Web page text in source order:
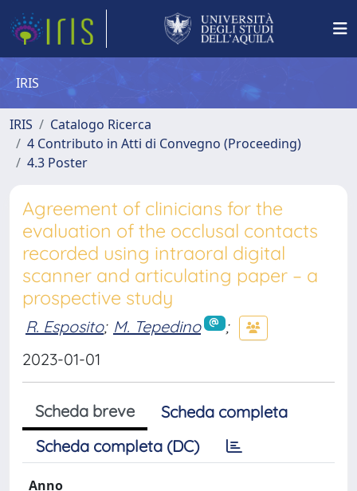
IRIS
IRIS
Catalogo Ricerca
4 Contributo in Atti di Convegno (Proceeding)
4.3 Poster
Agreement of clinicians for the
evaluation of the occlusal contacts
recorded using intraoral digital
scanner and articulating paper – a
prospective study
R. Esposito; M. Tepedino
;
2023-01-01
Scheda breve
Scheda completa
Scheda completa (DC)
Anno